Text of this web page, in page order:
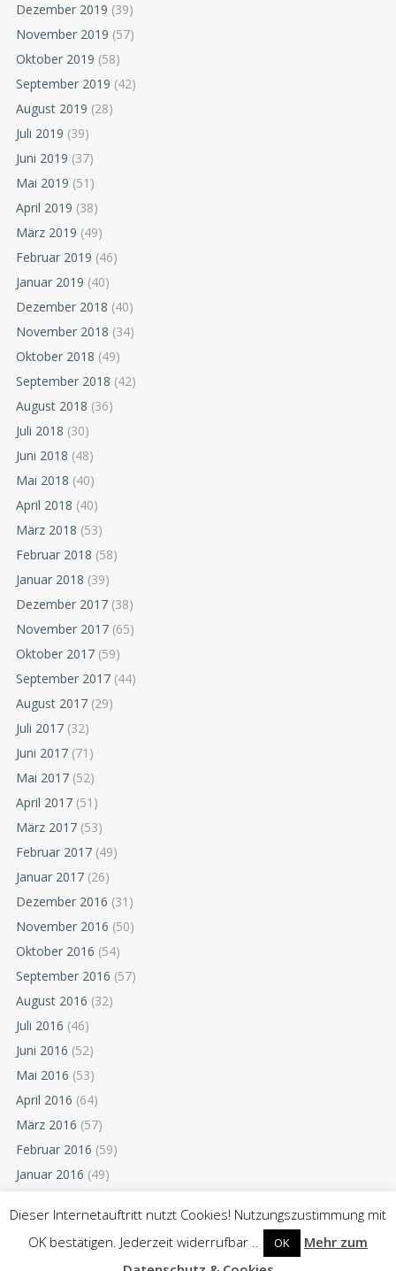
Dezember 2019 (39)
November 2019 (57)
Oktober 2019 (58)
September 2019 (42)
August 2019 (28)
Juli 2019 (39)
Juni 2019 (37)
Mai 2019 (51)
April 2019 (38)
März 2019 (49)
Februar 2019 (46)
Januar 2019 (40)
Dezember 2018 (40)
November 2018 (34)
Oktober 2018 (49)
September 2018 (42)
August 2018 (36)
Juli 2018 (30)
Juni 2018 (48)
Mai 2018 (40)
April 2018 (40)
März 2018 (53)
Februar 2018 (58)
Januar 2018 (39)
Dezember 2017 (38)
November 2017 (65)
Oktober 2017 (59)
September 2017 (44)
August 2017 (29)
Juli 2017 (32)
Juni 2017 (71)
Mai 2017 (52)
April 2017 (51)
März 2017 (53)
Februar 2017 (49)
Januar 2017 (26)
Dezember 2016 (31)
November 2016 (50)
Oktober 2016 (54)
September 2016 (57)
August 2016 (32)
Juli 2016 (46)
Juni 2016 (52)
Mai 2016 (53)
April 2016 (64)
März 2016 (57)
Februar 2016 (59)
Januar 2016 (49)
November 2015(55)
Oktober 2015(54)
Dieser Internetauftritt nutzt Cookies! Nutzungszustimmung mit
OK bestätigen. Jederzeit widerrufbar ..
OK
Mehr zum